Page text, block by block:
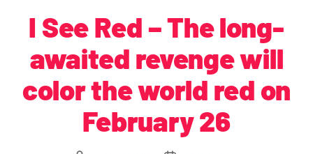
I See Red – The long-
awaited revenge will
color the world red on
February 26